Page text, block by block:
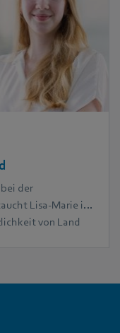
unter einen Hut.
der
Lisa-Marie in
von Land